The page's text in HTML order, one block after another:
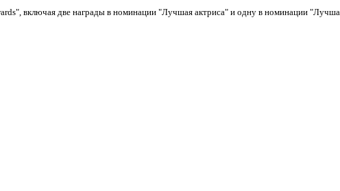
включая две награды в номинации "Лучшая актриса" и одну в номинации